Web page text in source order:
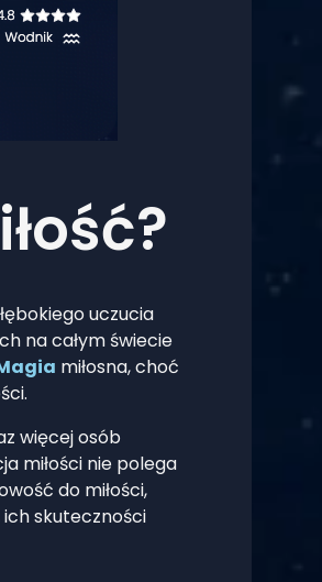
uczucia
na całym świecie
miłosna, choć
więcej osób
miłości nie polega
do miłości,
skuteczności